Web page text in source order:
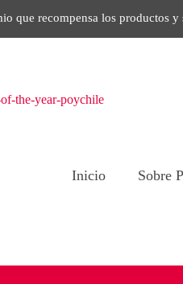
que recompensa los productos
Inicio Sobre